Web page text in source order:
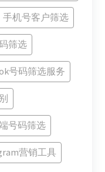
手机号客户筛选
筛选
号码筛选服务
号码筛选
营销工具